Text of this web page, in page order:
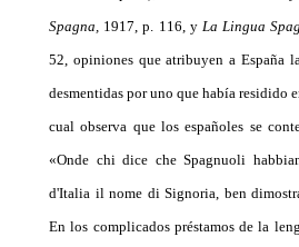
Spagna, 1917, p. 116, y La Lingua
52, opiniones que atribuyen a España
desmentidas por uno que había residido
cual observa que los españoles se
«Onde chi dice che Spagnuoli
d'Italia il nome di Signoria, ben
En los complicados préstamos de la